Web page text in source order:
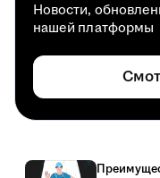
Новости,
нашей платформы